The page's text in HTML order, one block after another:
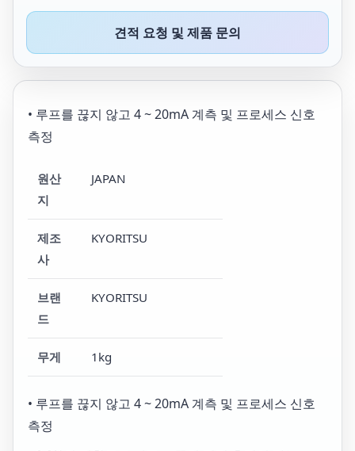
견적 요청 및 제품 문의
• 루프를 끊지 않고 4 ~ 20mA 계측 및 프로세스 신호
측정
원산
지
JAPAN
제조
사
KYORITSU
브랜
드
KYORITSU
무게 1kg
• 루프를 끊지 않고 4 ~ 20mA 계측 및 프로세스 신호
측정